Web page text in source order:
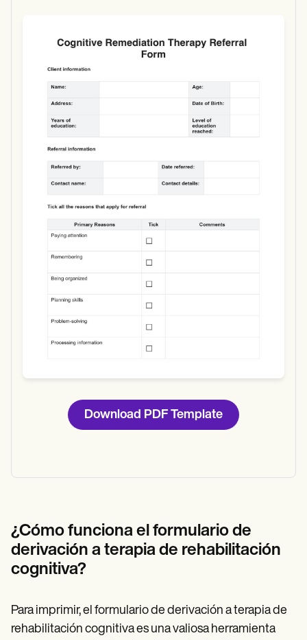
Use Template
Download PDF Template
¿Cómo funciona el formulario de
derivación a terapia de rehabilitación
cognitiva?
Para imprimir, el formulario de derivación a terapia de
rehabilitación cognitiva es una valiosa herramienta